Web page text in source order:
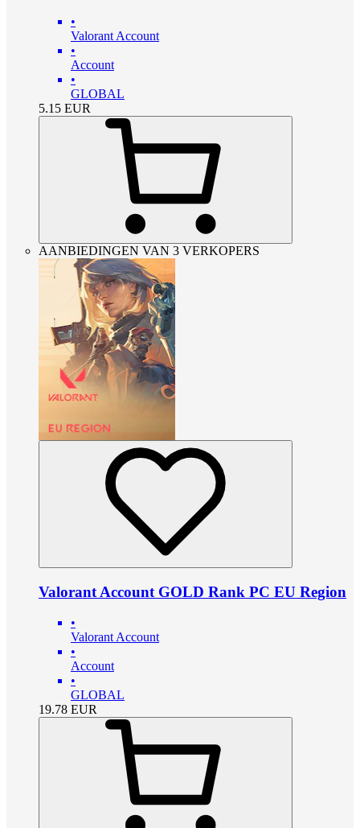
•
Valorant Account
•
Account
•
GLOBAL
5.15 EUR
AANBIEDINGEN VAN 3 VERKOPERS
Valorant Account GOLD Rank PC EU Region
•
Valorant Account
•
Account
•
GLOBAL
19.78 EUR